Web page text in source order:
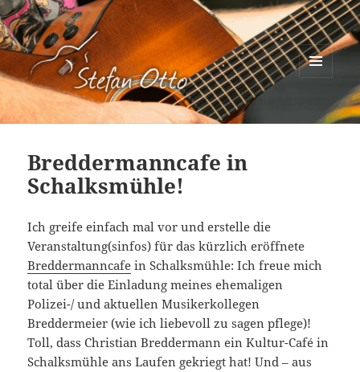
Stefan Otto
WIDGETS
Breddermanncafe in
Schalksmühle!
Ich greife einfach mal vor und erstelle die
Veranstaltung(sinfos) für das kürzlich eröffnete
Breddermanncafe in Schalksmühle: Ich freue mich
total über die Einladung meines ehemaligen
Polizei-/ und aktuellen Musikerkollegen
Breddermeier (wie ich liebevoll zu sagen pflege)!
Toll, dass Christian Breddermann ein Kultur-Café in
Schalksmühle ans Laufen gekriegt hat! Und – aus